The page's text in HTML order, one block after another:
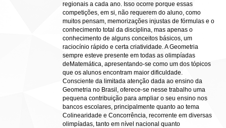
regionais a cada ano. Isso ocorre porque essas
competições, em si, não requerem do aluno, como
muitos pensam, memorizações injustas de fórmulas e o
conhecimento total da disciplina, mas apenas o
conhecimento de alguns conceitos básicos, um
raciocínio rápido e certa criatividade. A Geometria
sempre esteve presente em todas as olimpíadas
deMatemática, apresentando-se como um dos tópicos
que os alunos encontram maior dificuldade.
Consciente da limitada atenção dada ao ensino da
Geometria no Brasil, oferece-se nesse trabalho uma
pequena contribuição para ampliar o seu ensino nos
bancos escolares, principalmente quanto ao tema
Colinearidade e Concorrência, recorrente em diversas
olimpíadas, tanto em nível nacional quanto